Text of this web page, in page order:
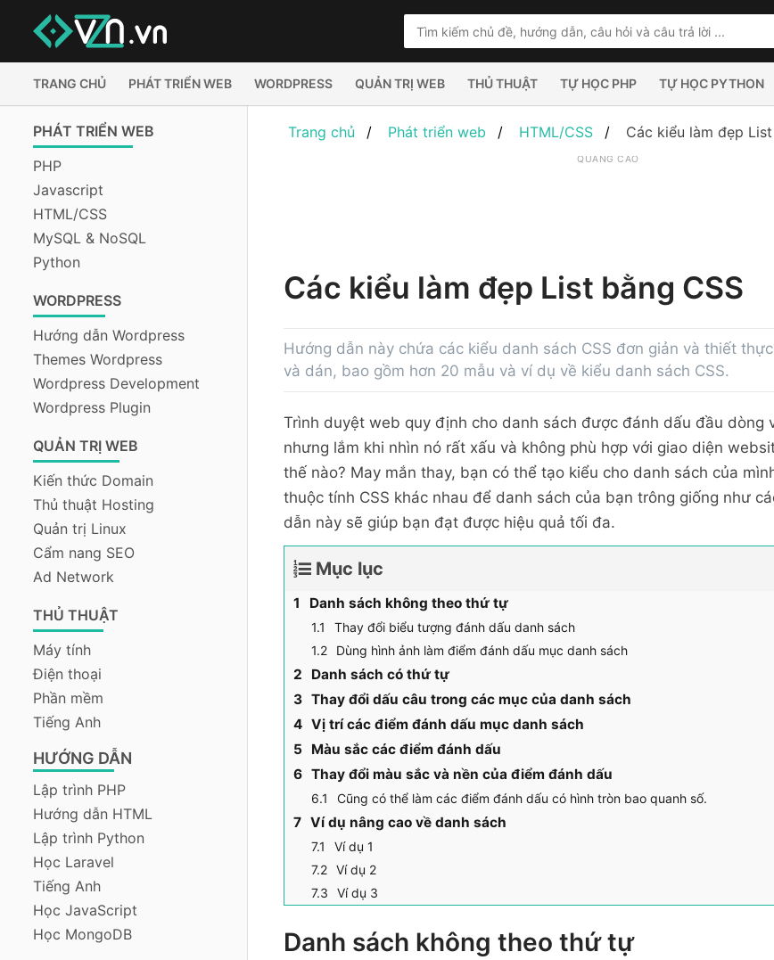
TRANG CHỦ PHÁT TRIỂN WEB WORDPRESS QUẢN TRỊ WEB THỦ THUẬT TỰ HỌC PHP TỰ HỌC PYTHON
PHÁT TRIỂN WEB
PHP
Javascript
HTML/CSS
MySQL & NoSQL
Python
WORDPRESS
Hướng dẫn Wordpress
Themes Wordpress
Wordpress Development
Wordpress Plugin
QUẢN TRỊ WEB
Kiến thức Domain
Thủ thuật Hosting
Quản trị Linux
Cẩm nang SEO
Ad Network
THỦ THUẬT
Máy tính
Điện thoại
Phần mềm
Tiếng Anh
HƯỚNG DẪN
Lập trình PHP
Hướng dẫn HTML
Lập trình Python
Học Laravel
Tiếng Anh
Học JavaScript
Học MongoDB
Trang chủ Phát triển web HTML/CSS Các kiểu làm đẹp
QUẢNG CÁO
Các kiểu làm đẹp List bằng CSS
Hướng dẫn này chứa các kiểu danh sách CSS đơn giản và thiết
và dán, bao gồm hơn 20 mẫu và ví dụ về kiểu danh sách CSS.
Trình duyệt web quy định cho danh sách được đánh dấu đầu dòng
nhưng lắm khi nhìn nó rất xấu và không phù hợp với giao diện
thế nào? May mắn thay, bạn có thể tạo kiểu cho danh sách của
thuộc tính CSS khác nhau để danh sách của bạn trông giống như
dẫn này sẽ giúp bạn đạt được hiệu quả tối đa.
Mục lục
Danh sách không theo thứ tự
Thay đổi biểu tượng đánh dấu danh sách
Dùng hình ảnh làm điểm đánh dấu mục danh sách
Danh sách có thứ tự
Thay đổi dấu câu trong các mục của danh sách
Vị trí các điểm đánh dấu mục danh sách
Màu sắc các điểm đánh dấu
Thay đổi màu sắc và nền của điểm đánh dấu
Cũng có thể làm các điểm đánh dấu có hình tròn bao quanh số.
Ví dụ nâng cao về danh sách
Ví dụ 1
Ví dụ 2
Ví dụ 3
Danh sách không theo thứ tự